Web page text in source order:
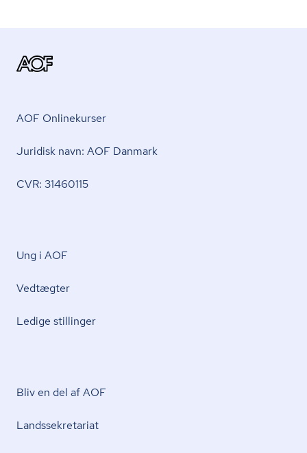
AOF Onlinekurser
Juridisk navn: AOF Danmark
CVR: 31460115
Ung i AOF
Vedtægter
Ledige stillinger
Bliv en del af AOF
Lands­se­kre­ta­ri­at